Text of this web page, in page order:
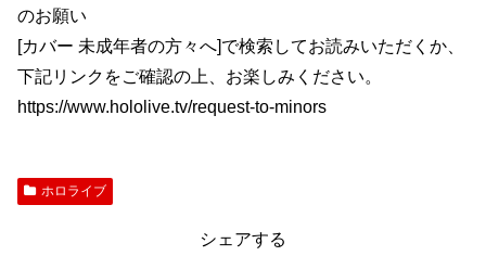
のお願い
[カバー 未成年者の方々へ]で検索してお読みいただくか、
下記リンクをご確認の上、お楽しみください。
https://www.hololive.tv/request-to-minors
ホロライブ
シェアする